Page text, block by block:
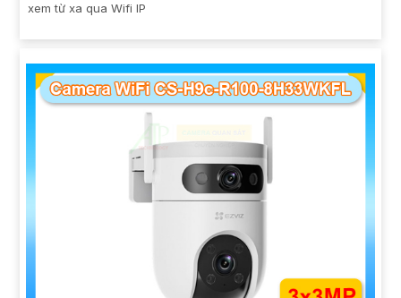
xem từ xa qua Wifi IP